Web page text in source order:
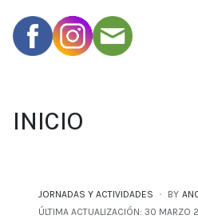
INICIO
JORNADAS Y ACTIVIDADES BY
ÚLTIMA ACTUALIZACIÓN: 30 MARZO